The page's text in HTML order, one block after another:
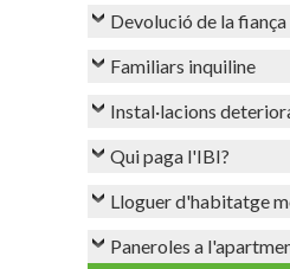
Devolució de la fiança
Familiars inquiline
Instal·lacions
Qui paga l'IBI?
Lloguer d'habitatge
Paneroles a